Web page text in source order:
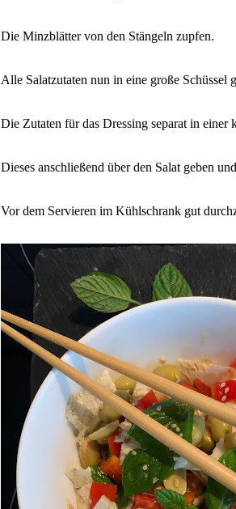
Die Minzblätter von den Stängeln zupfen.
Alle Salatzutaten nun in eine große Schüssel
Die Zutaten für das Dressing separat in einer
Dieses anschließend über den Salat geben
Vor dem Servieren im Kühlschrank gut